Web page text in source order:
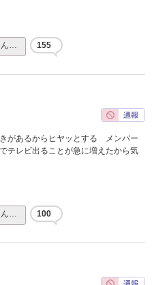
ん… 155
があるからヒヤッとする メンバー
テレビ出ることが急に増えたから気
ん… 100